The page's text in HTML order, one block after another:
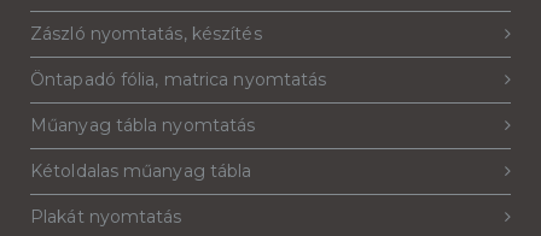
Zászló nyomtatás, készítés
Öntapadó fólia, matrica nyomtatás
Műanyag tábla nyomtatás
Kétoldalas műanyag tábla
Plakát nyomtatás